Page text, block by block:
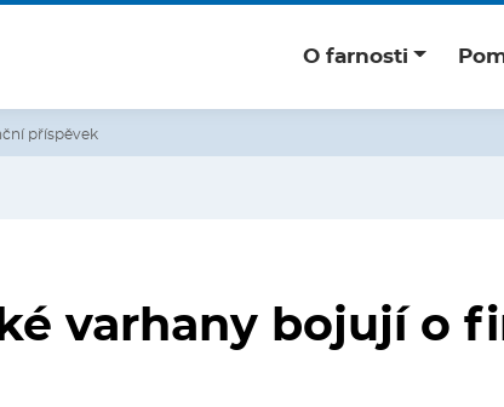
O farnosti
příspěvek
varhany bojují o